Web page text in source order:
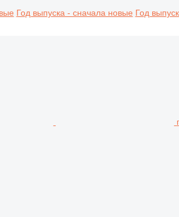
Год выпуска - сначала новые Год